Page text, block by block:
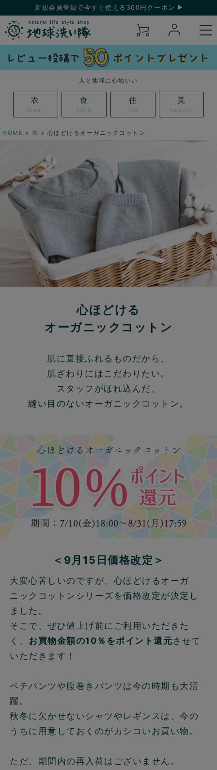
新規会員登録で今すぐ使える300円クーポン
人と地球に心地いい
衣
wear
食
food
住
life
美
beauty
HOME 衣 心ほどけるオーガニックコットン
心ほどける
オーガニックコットン
肌に直接ふれるものだから、
肌ざわりにはこだわりたい。
スタッフがほれ込んだ、
縫い目のないオーガニックコットン。
＜9月15日価格改定＞
大変心苦しいのですが、心ほどけるオーガ
ニックコットンシリーズを価格改定が決定し
ました。
そこで、ぜひ値上げ前にご利用いただきた
く、 お買物金額の10％をポイント還元させて
いただきます！
ペチパンツや腹巻きパンツは今の時期も大活
躍。
秋冬に欠かせないシャツやレギンスは、今の
うちに用意しておくのがカシコいお買い物。
ただ、期間内の再入荷はございません。